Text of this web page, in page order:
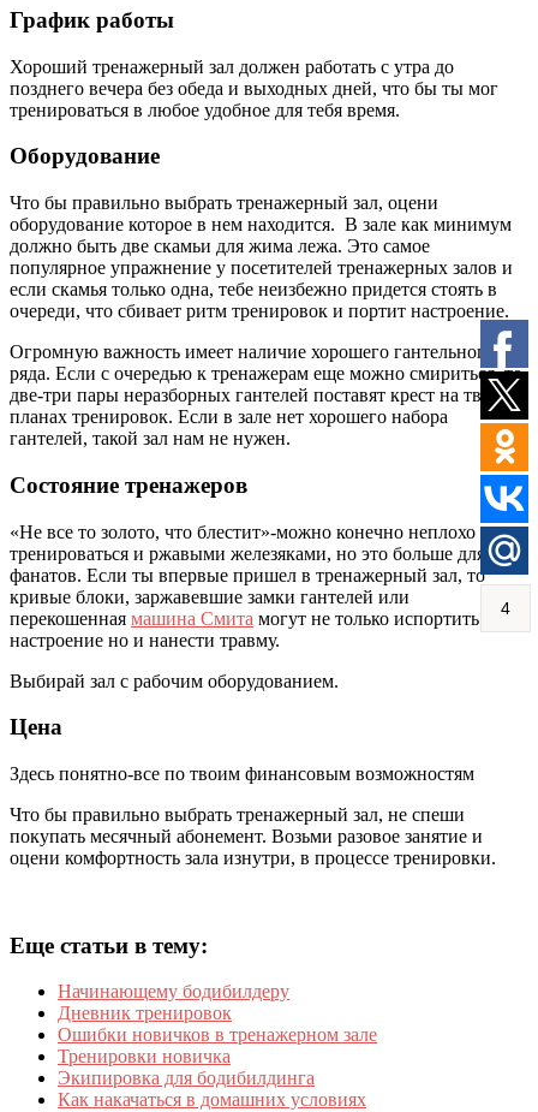
4
График работы
Хороший тренажерный зал должен работать с утра до
позднего вечера без обеда и выходных дней, что бы ты мог
тренироваться в любое удобное для тебя время.
Оборудование
Что бы правильно выбрать тренажерный зал, оцени
оборудование которое в нем находится. В зале как минимум
должно быть две скамьи для жима лежа. Это самое
популярное упражнение у посетителей тренажерных залов и
если скамья только одна, тебе неизбежно придется стоять в
очереди, что сбивает ритм тренировок и портит настроение.
Огромную важность имеет наличие хорошего гантельного
ряда. Если с очередью к тренажерам еще можно смириться, то
две-три пары неразборных гантелей поставят крест на твоих
планах тренировок. Если в зале нет хорошего набора
гантелей, такой зал нам не нужен.
Состояние тренажеров
«Не все то золото, что блестит»-можно конечно неплохо
тренироваться и ржавыми железяками, но это больше для
фанатов. Если ты впервые пришел в тренажерный зал, то
кривые блоки, заржавевшие замки гантелей или
перекошенная машина Смита могут не только испортить
настроение но и нанести травму.
Выбирай зал с рабочим оборудованием.
Цена
Здесь понятно-все по твоим финансовым возможностям
Что бы правильно выбрать тренажерный зал, не спеши
покупать месячный абонемент. Возьми разовое занятие и
оцени комфортность зала изнутри, в процессе тренировки.
Еще статьи в тему:
Начинающему бодибилдеру
Дневник тренировок
Ошибки новичков в тренажерном зале
Тренировки новичка
Экипировка для бодибилдинга
Как накачаться в домашних условиях